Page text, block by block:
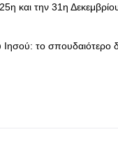
και την 31η
Ιησού: το